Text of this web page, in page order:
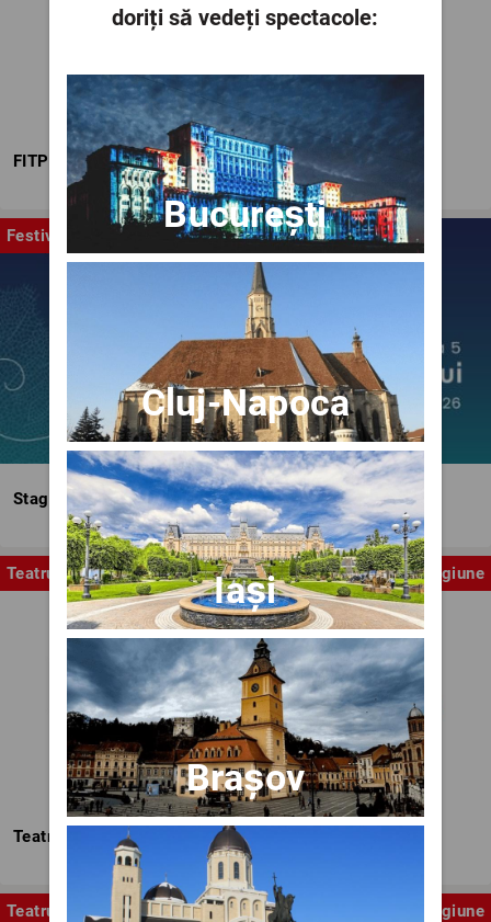
FITPTI
Festival
Stagiunea Estivală a Artelor Spectacolului
Teatru Stagiune
Teatrul Nottara
Teatru Stagiune
doriți să vedeți spectacole:
București
Cluj-Napoca
Iași
Brașov